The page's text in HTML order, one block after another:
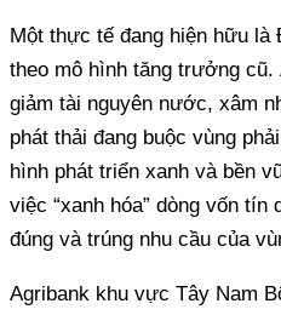
Một thực tế đang hiện hữu là
theo mô hình tăng trưởng
giảm tài nguyên nước, xâm
phát thải đang buộc vùng
hình phát triển xanh và bền
việc “xanh hóa” dòng vốn
đúng và trúng nhu cầu của
Agribank khu vực Tây Nam